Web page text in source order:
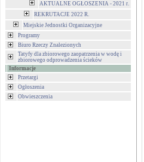
AKTUALNE OGŁOSZENIA - 2021 r.
REKRUTACJE 2022 R.
Miejskie Jednostki Organizacyjne
Programy
Biuro Rzeczy Znalezionych
Tatyfy dla zbiorowego zaopatrzenia w wodę i
zbiorowego odprowadzenia ścieków
Informacje
Przetargi
Ogłoszenia
Obwieszczenia